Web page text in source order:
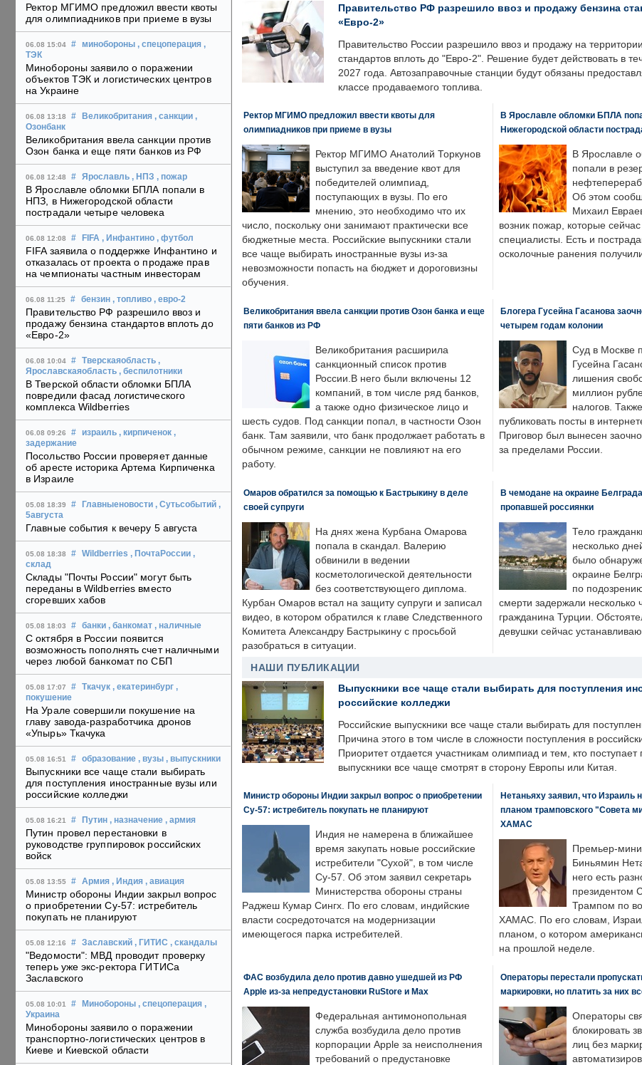
Ректор МГИМО предложил ввести квоты
для олимпиадников при приеме в вузы
06.08 15:04 # минобороны , спецоперация ,
ТЭК
Минобороны заявило о поражении
объектов ТЭК и логистических центров
на Украине
06.08 13:18 # Великобритания , санкции ,
Озонбанк
Великобритания ввела санкции против
Озон банка и еще пяти банков из РФ
06.08 12:48 # Ярославль , НПЗ , пожар
В Ярославле обломки БПЛА попали в
НПЗ, в Нижегородской области
пострадали четыре человека
06.08 12:08 # FIFA , Инфантино , футбол
FIFA заявила о поддержке Инфантино и
отказалась от проекта о продаже прав
на чемпионаты частным инвесторам
06.08 11:25 # бензин , топливо , евро-2
Правительство РФ разрешило ввоз и
продажу бензина стандартов вплоть до
«Евро-2»
06.08 10:04 # Тверскаяобласть ,
Ярославскаяобласть , беспилотники
В Тверской области обломки БПЛА
повредили фасад логистического
комплекса Wildberries
06.08 09:26 # израиль , кирпиченок ,
задержание
Посольство России проверяет данные
об аресте историка Артема Кирпиченка
в Израиле
05.08 18:39 # Главныеновости , Сутьсобытий ,
5августа
Главные события к вечеру 5 августа
05.08 18:38 # Wildberries , ПочтаРоссии ,
склад
Склады "Почты России" могут быть
переданы в Wildberries вместо
сгоревших хабов
05.08 18:03 # банки , банкомат , наличные
С октября в России появится
возможность пополнять счет наличными
через любой банкомат по СБП
05.08 17:07 # Ткачук , екатеринбург ,
покушение
На Урале совершили покушение на
главу завода-разработчика дронов
«Упырь» Ткачука
05.08 16:51 # образование , вузы , выпускники
Выпускники все чаще стали выбирать
для поступления иностранные вузы или
российские колледжи
05.08 16:21 # Путин , назначение , армия
Путин провел перестановки в
руководстве группировок российских
войск
05.08 13:55 # Армия , Индия , авиация
Министр обороны Индии закрыл вопрос
о приобретении Су-57: истребитель
покупать не планируют
05.08 12:16 # Заславский , ГИТИС , скандалы
"Ведомости": МВД проводит проверку
теперь уже экс-ректора ГИТИСа
Заславского
05.08 10:01 # Минобороны , спецоперация ,
Украина
Минобороны заявило о поражении
транспортно-логистических центров в
Киеве и Киевской области
Правительство РФ разрешило ввоз и продажу бензина
«Евро-2»
Правительство России разрешило ввоз и продажу на
стандартов вплоть до "Евро-2". Решение будет действовать в
2027 года. Автозаправочные станции будут обязаны
классе продаваемого топлива.
Ректор МГИМО предложил ввести квоты для
олимпиадников при приеме в вузы
Ректор МГИМО Анатолий Торкунов
выступил за введение квот для
победителей олимпиад,
поступающих в вузы. По его
мнению, это необходимо что их
число, поскольку они занимают практически все
бюджетные места. Российские выпускники стали
все чаще выбирать иностранные вузы из-за
невозможности попасть на бюджет и дороговизны
обучения.
В Ярославле обломки БПЛА
Нижегородской области
В Ярославле
попали в
Об этом
Михаил
возник пожар, которые
специалисты. Есть и
осколочные ранения
Великобритания ввела санкции против Озон банка и еще
пяти банков из РФ
Великобритания расширила
санкционный список против
России.В него были включены 12
компаний, в том числе ряд банков,
а также одно физическое лицо и
шесть судов. Под санкции попал, в частности Озон
банк. Там заявили, что банк продолжает работать в
обычном режиме, санкции не повлияют на его
работу.
Блогера Гусейна Гасанова
четырем годам колонии
Суд в Москве
Гусейна
лишения
миллион
налогов.
публиковать посты в
Приговор был вынесен
за пределами России.
Омаров обратился за помощью к Бастрыкину в деле
своей супруги
На днях жена Курбана Омарова
попала в скандал. Валерию
обвинили в ведении
косметологической деятельности
без соответствующего диплома.
Курбан Омаров встал на защиту супруги и записал
видео, в котором обратился к главе Следственного
Комитета Александру Бастрыкину с просьбой
разобраться в ситуации.
В чемодане на окраине
пропавшей россиянки
Тело
несколько
было
окраине
по
смерти задержали несколько
гражданина Турции.
девушки сейчас
НАШИ ПУБЛИКАЦИИ
Выпускники все чаще стали выбирать для поступления
российские колледжи
Российские выпускники все чаще стали выбирать для
Причина этого в том числе в сложности поступления в
Приоритет отдается участникам олимпиад и тем, кто поступает
выпускники все чаще смотрят в сторону Европы или Китая.
Министр обороны Индии закрыл вопрос о приобретении
Су-57: истребитель покупать не планируют
Индия не намерена в ближайшее
время закупать новые российские
истребители "Сухой", в том числе
Су-57. Об этом заявил секретарь
Министерства обороны страны
Раджеш Кумар Сингх. По его словам, индийские
власти сосредоточатся на модернизации
имеющегося парка истребителей.
Нетаньяху заявил, что Израиль
планом трамповского "Совета
ХАМАС
Премьер-
Биньямин
него есть
президентом
Трампом по
ХАМАС. По его словам,
планом, о котором
на прошлой неделе.
ФАС возбудила дело против давно ушедшей из РФ
Apple из-за непредустановки RuStore и Max
Федеральная антимонопольная
служба возбудила дело против
корпорации Apple за неисполнения
требований о предустановке
Операторы перестали
маркировки, но платить за них
Операторы
блокировать
лиц без